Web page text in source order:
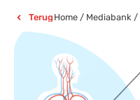
Terug Home/ Mediabank /